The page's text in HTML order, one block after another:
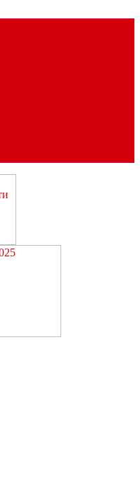
области на сайте